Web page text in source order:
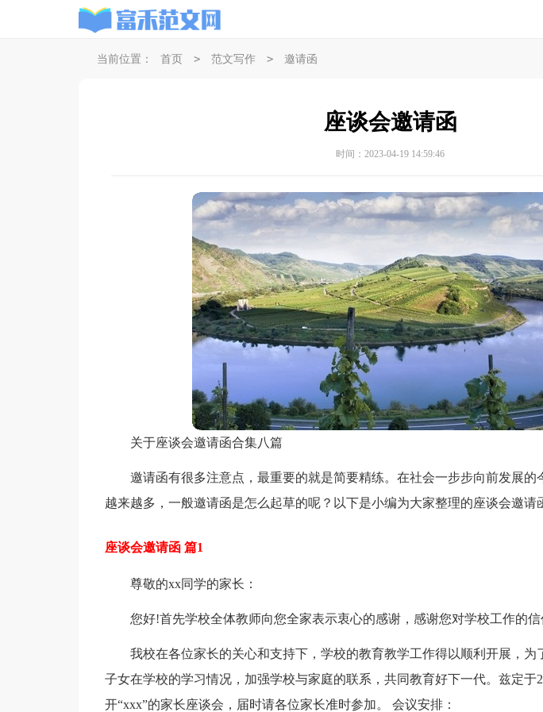
当前位置： 首页 > 范文写作 > 邀请函
座谈会邀请函
时间：2023-04-19 14:59:46
关于座谈会邀请函合集八篇
邀请函有很多注意点，最重要的就是简要精练。在社会一步步向前发展的
越来越多，一般邀请函是怎么起草的呢？以下是小编为大家整理的座谈会邀请
座谈会邀请函 篇1
尊敬的xx同学的家长：
您好!首先学校全体教师向您全家表示衷心的感谢，感谢您对学校工作的信
我校在各位家长的关心和支持下，学校的教育教学工作得以顺利开展，为
子女在学校的学习情况，加强学校与家庭的联系，共同教育好下一代。兹定于
开“xxx”的家长座谈会，届时请各位家长准时参加。 会议安排：